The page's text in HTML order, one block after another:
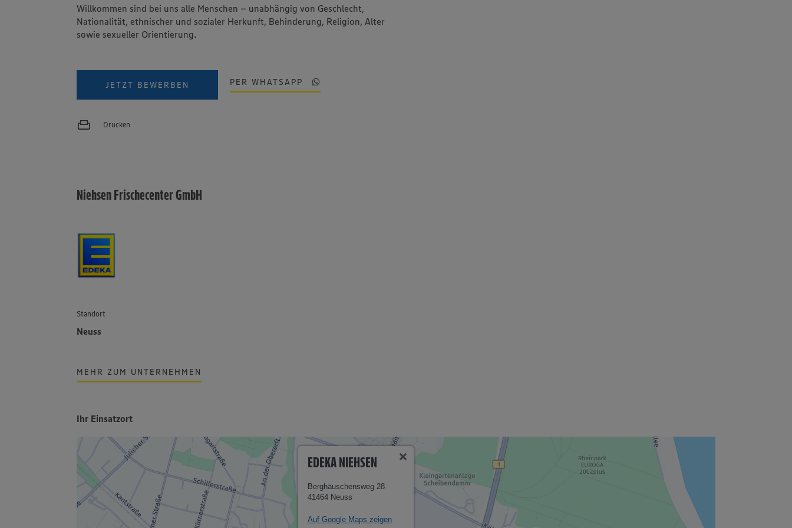
Willkommen sind bei uns alle Menschen – unabhängig von Geschlecht,
Nationalität, ethnischer und sozialer Herkunft, Behinderung, Religion, Alter
sowie sexueller Orientierung.
JETZT BEWERBEN PER WHATSAPP
Drucken
Niehsen Frischecenter GmbH
Standort
Neuss
MEHR ZUM UNTERNEHMEN
Ihr Einsatzort
EDEKA NIEHSEN
Berghäuschensweg 28
41464 Neuss
Auf Google Maps zeigen